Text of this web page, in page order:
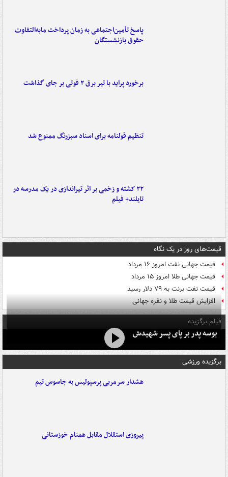
پاسخ تأمین‌اجتماعی به زمان پرداخت مابه‌التفاوت
حقوق بازنشستگان
برخورد پراید با تیر برق ۲ فوتی بر جای گذاشت
تنظیم قولنامه برای اسناد سبزرنگ ممنوع شد
۲۲ کشته و زخمی بر اثر تیراندازی در یک مدرسه در
تایلند+ فیلم
قیمت‌های روز در یک نگاه
قیمت جهانی نفت امروز ۱۶ مرداد
قیمت جهانی طلا امروز ۱۵ مرداد
قیمت نفت برنت به ۷۹ دلار رسید
افزایش قیمت طلا و نقره جهانی
فیلم برگزیده
بوسه‌ پدر بر پای پسر شهیدش
برگزیده ورزشی
هشدار سرمربی پرسپولیس به جاسوس تیم
پیروزی استقلال مقابل همنام خوزستانی